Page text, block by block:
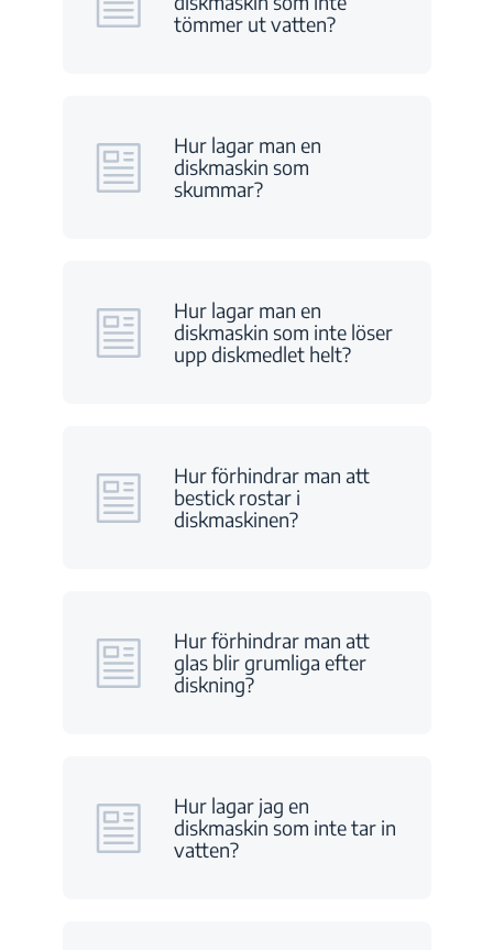
tömmer ut vatten?
Hur lagar man en
diskmaskin som
skummar?
Hur lagar man en
diskmaskin som inte löser
upp diskmedlet helt?
Hur förhindrar man att
bestick rostar i
diskmaskinen?
Hur förhindrar man att
glas blir grumliga efter
diskning?
Hur lagar jag en
diskmaskin som inte tar in
vatten?